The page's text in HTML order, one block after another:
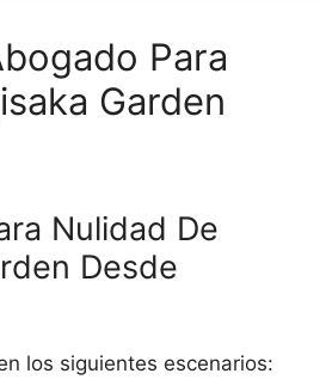
Para
Garden
Nulidad De
Desde
los siguientes escenarios: